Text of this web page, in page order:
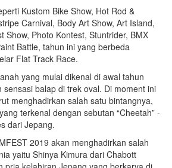
Kustom Bike Show, Hot Rod &
Carnival, Body Art Show, Art Island,
Show, Photo Kontest, Stuntrider, BMX
Battle, tahun ini yang berbeda
Flat Track Race.
yang mulai dikenal di awal tahun
sensasi balap di trek oval. Di moment ini
menghadirkan salah satu bintangnya,
terkenal dengan sebutan “Cheetah” -
dari Jepang.
2019 akan menghadirkan salah
yaitu Shinya Kimura dari Chabott